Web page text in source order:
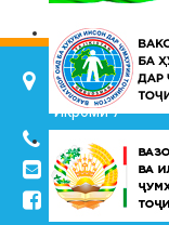
734025, ш.
Икромӣ 7
(+992 37)
info@vhk.tj
/kudakon